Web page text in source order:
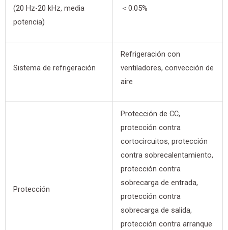
(20 Hz-20 kHz, media
potencia)
＜0.05%
Sistema de refrigeración
Refrigeración con
ventiladores, convección de
aire
Protección
Protección de CC,
protección contra
cortocircuitos, protección
contra sobrecalentamiento,
protección contra
sobrecarga de entrada,
protección contra
sobrecarga de salida,
protección contra arranque